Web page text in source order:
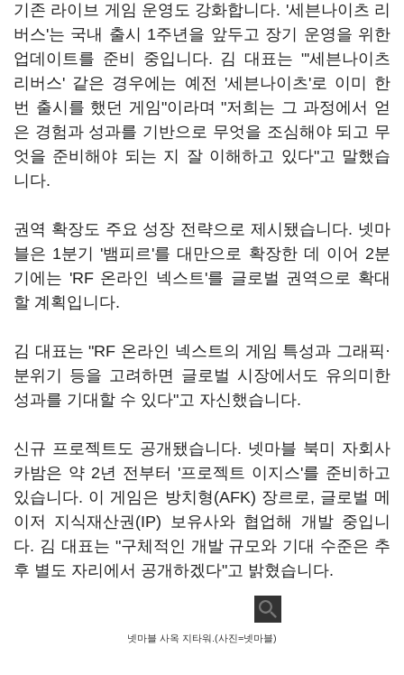
기존 라이브 게임 운영도 강화합니다. '세븐나이츠 리
버스'는 국내 출시 1주년을 앞두고 장기 운영을 위한
업데이트를 준비 중입니다. 김 대표는 "'세븐나이츠
리버스' 같은 경우에는 예전 '세븐나이츠'로 이미 한
번 출시를 했던 게임"이라며 "저희는 그 과정에서 얻
은 경험과 성과를 기반으로 무엇을 조심해야 되고 무
엇을 준비해야 되는 지 잘 이해하고 있다"고 말했습
니다.
권역 확장도 주요 성장 전략으로 제시됐습니다. 넷마
블은 1분기 '뱀피르'를 대만으로 확장한 데 이어 2분
기에는 'RF 온라인 넥스트'를 글로벌 권역으로 확대
할 계획입니다.
김 대표는 "RF 온라인 넥스트의 게임 특성과 그래픽·
분위기 등을 고려하면 글로벌 시장에서도 유의미한
성과를 기대할 수 있다"고 자신했습니다.
신규 프로젝트도 공개됐습니다. 넷마블 북미 자회사
카밤은 약 2년 전부터 '프로젝트 이지스'를 준비하고
있습니다. 이 게임은 방치형(AFK) 장르로, 글로벌 메
이저 지식재산권(IP) 보유사와 협업해 개발 중입니
다. 김 대표는 "구체적인 개발 규모와 기대 수준은 추
후 별도 자리에서 공개하겠다"고 밝혔습니다.
넷마블 사옥 지타워.(사진=넷마블)